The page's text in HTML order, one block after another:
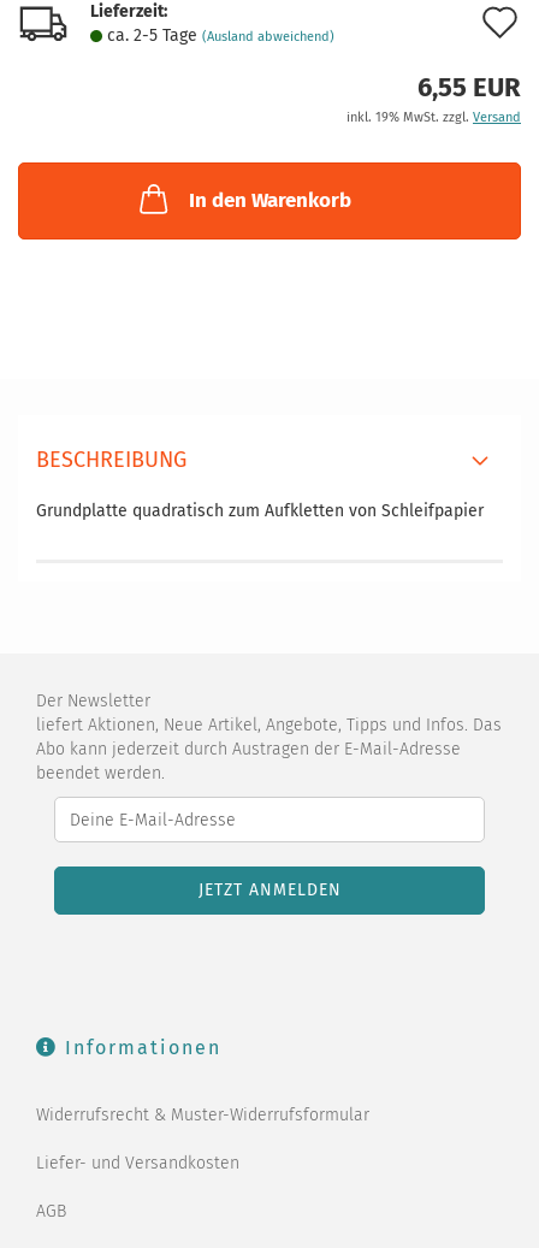
Lieferzeit:
ca. 2-5 Tage (Ausland abweichend)
6,55 EUR
inkl. 19% MwSt. zzgl. Versand
In den Warenkorb
BESCHREIBUNG
Grundplatte quadratisch zum Aufkletten von Schleifpapier
Der Newsletter
liefert Aktionen, Neue Artikel, Angebote, Tipps und Infos. Das
Abo kann jederzeit durch Austragen der E-Mail-Adresse
beendet werden.
Informationen
Widerrufsrecht & Muster-Widerrufsformular
Liefer- und Versandkosten
AGB